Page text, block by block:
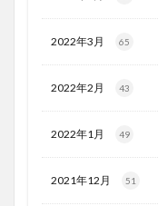
2022年3月 65
2022年2月 43
2022年1月 49
2021年12月 51